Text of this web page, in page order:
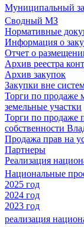
Муниципальный
Сводный МЗ
Нормативные
Информация о
Отчет о
Архив реестра
Архив закупок
Закупки вне
Торги по продаже
земельные участки
Торги по продаже
собственности
Продажа прав на
Партнеры
Реализация
Национальные
2025 год
2024 год
2023 год
реализация